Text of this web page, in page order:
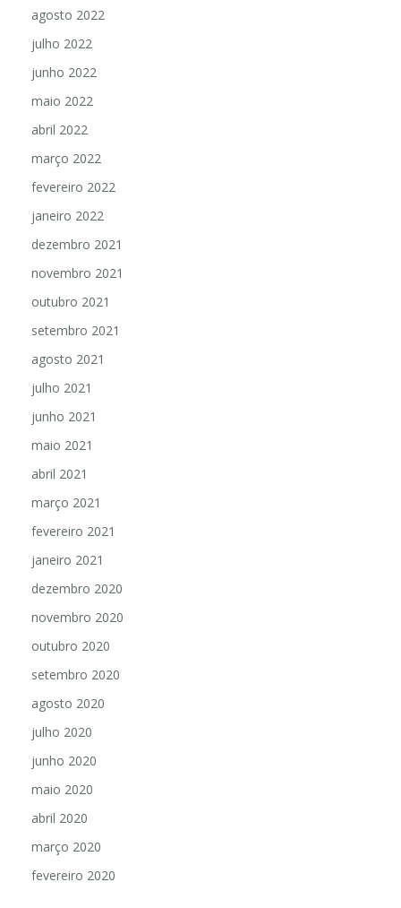
agosto 2022
julho 2022
junho 2022
maio 2022
abril 2022
março 2022
fevereiro 2022
janeiro 2022
dezembro 2021
novembro 2021
outubro 2021
setembro 2021
agosto 2021
julho 2021
junho 2021
maio 2021
abril 2021
março 2021
fevereiro 2021
janeiro 2021
dezembro 2020
novembro 2020
outubro 2020
setembro 2020
agosto 2020
julho 2020
junho 2020
maio 2020
abril 2020
março 2020
fevereiro 2020